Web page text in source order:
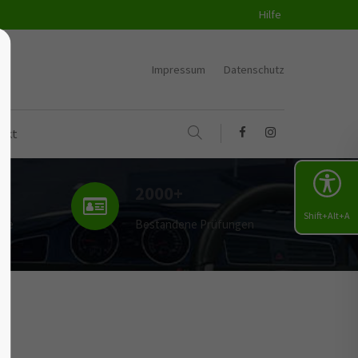
Hilfe
Impressum Datenschutz
Bestandene Prüfungen
Shift+Alt+A